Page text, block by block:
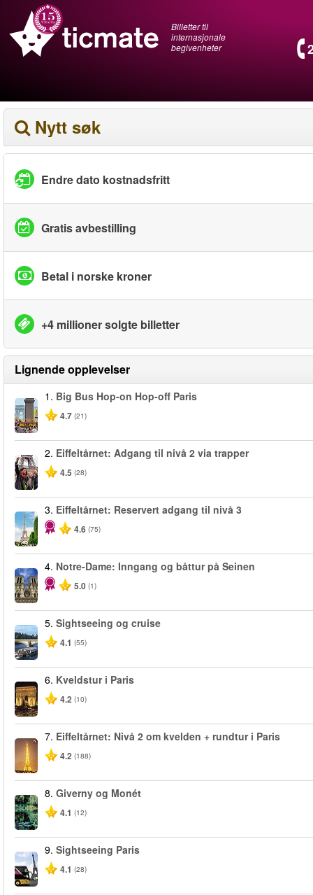
Billetter til
internasjonale
begivenheter
Nytt søk
Endre dato kostnadsfritt
Gratis avbestilling
Betal i norske kroner
+4 millioner solgte billetter
Lignende opplevelser
1. Big Bus Hop-on Hop-off Paris
4.7 (21)
2. Eiffeltårnet: Adgang til nivå 2 via trapper
4.5 (28)
3. Eiffeltårnet: Reservert adgang til nivå 3
4.6 (75)
4. Notre-Dame: Inngang og båttur på Seinen
5.0 (1)
5. Sightseeing og cruise
4.1 (55)
6. Kveldstur i Paris
4.2 (10)
7. Eiffeltårnet: Nivå 2 om kvelden + rundtur i Paris
4.2 (188)
8. Giverny og Monét
4.1 (12)
9. Sightseeing Paris
4.1 (28)